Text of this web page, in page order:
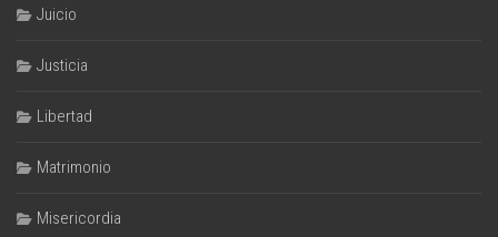
Juicio
Justicia
Libertad
Matrimonio
Misericordia